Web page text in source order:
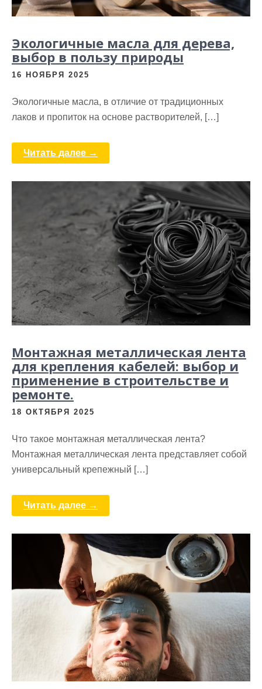
Экологичные масла для дерева,
выбор в пользу природы
16 НОЯБРЯ 2025
Экологичные масла, в отличие от традиционных
лаков и пропиток на основе растворителей, […]
Читать далее →
Монтажная металлическая лента
для крепления кабелей: выбор и
применение в строительстве и
ремонте.
18 ОКТЯБРЯ 2025
Что такое монтажная металлическая лента?
Монтажная металлическая лента представляет собой
универсальный крепежный […]
Читать далее →